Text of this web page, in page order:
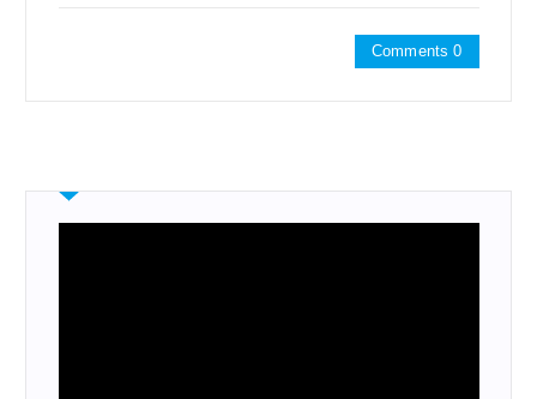
Comments 0